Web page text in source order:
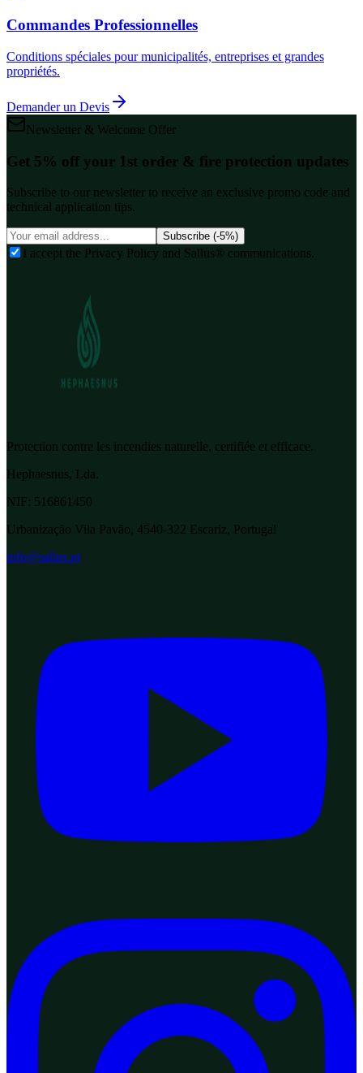
Commandes Professionnelles
Conditions spéciales pour municipalités, entreprises et grandes
propriétés.
Demander un Devis
Newsletter & Welcome Offer
Get 5% off your 1st order & fire protection updates
Subscribe to our newsletter to receive an exclusive promo code and
technical application tips.
Subscribe (-5%)
I accept the Privacy Policy and Sallus® communications.
Protection contre les incendies naturelle, certifiée et efficace.
Hephaesnus, Lda.
NIF: 516861450
Urbanização Vila Pavão, 4540-322 Escariz, Portugal
info@sallus.pt